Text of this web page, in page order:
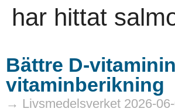
har hittat
Bättre D-
vitaminberikning
→ Livsmedelsverket 2026-